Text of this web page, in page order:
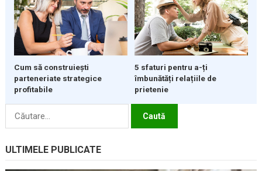
Cum să construiești
parteneriate strategice
profitabile
5 sfaturi pentru a-ți
îmbunătăți relațiile de
prietenie
Caută
ULTIMELE PUBLICATE